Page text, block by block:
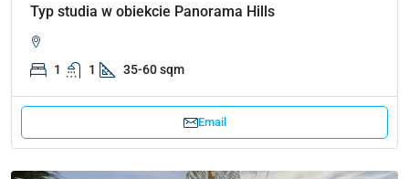
Typ studia w obiekcie Panorama Hills
1 1 35-60 sqm
Email